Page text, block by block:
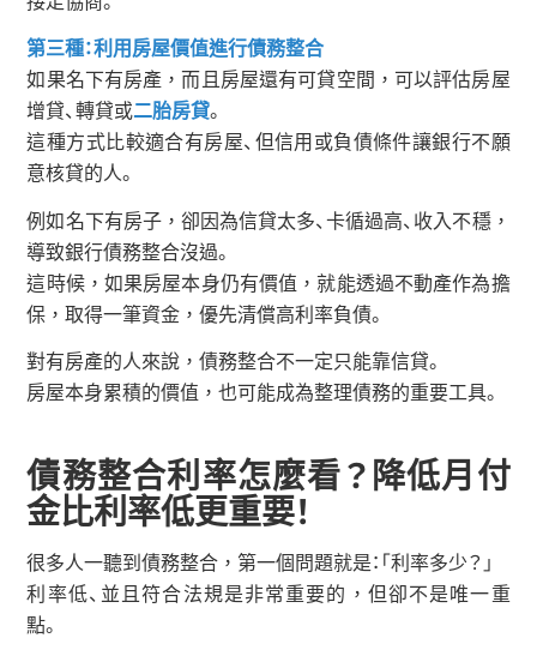
第三種：利用房屋價值進行債務整合
如果名下有房產，而且房屋還有可貸空間，可以評估房屋
增貸、轉貸或二胎房貸。
這種方式比較適合有房屋、但信用或負債條件讓銀行不願
意核貸的人。
例如名下有房子，卻因為信貸太多、卡循過高、收入不穩，
導致銀行債務整合沒過。
這時候，如果房屋本身仍有價值，就能透過不動產作為擔
保，取得一筆資金，優先清償高利率負債。
對有房產的人來說，債務整合不一定只能靠信貸。
房屋本身累積的價值，也可能成為整理債務的重要工具。
債務整合利率怎麼看？降低月付
金比利率低更重要！
很多人一聽到債務整合，第一個問題就是：「利率多少？」
利率低、並且符合法規是非常重要的，但卻不是唯一重
點。